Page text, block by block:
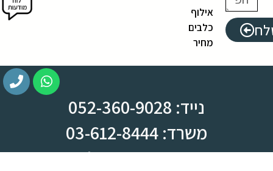
אילוף
כלבים
מחיר
נייד: 052-360-9028
משרד: 03-612-8444
צומת ראש העין, מחלף קסם